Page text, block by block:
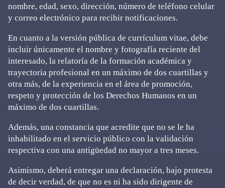
nombre, edad, sexo, dirección, número de teléfono celular
y correo electrónico para recibir notificaciones.
En cuanto a la versión pública de currículum vitae, debe
incluir únicamente el nombre y fotografía reciente del
interesado, la relatoría de la formación académica y
trayectoria profesional en un máximo de dos cuartillas y
otra más, de la experiencia en el área de promoción,
respeto y protección de los Derechos Humanos en un
máximo de dos cuartillas.
Además, una constancia que acredite que no se le ha
inhabilitado en el servicio público con la validación
respectiva con una antigüedad no mayor a tres meses.
Asimismo, deberá entregar una declaración, bajo protesta
de decir verdad, de que no es ni ha sido dirigente de